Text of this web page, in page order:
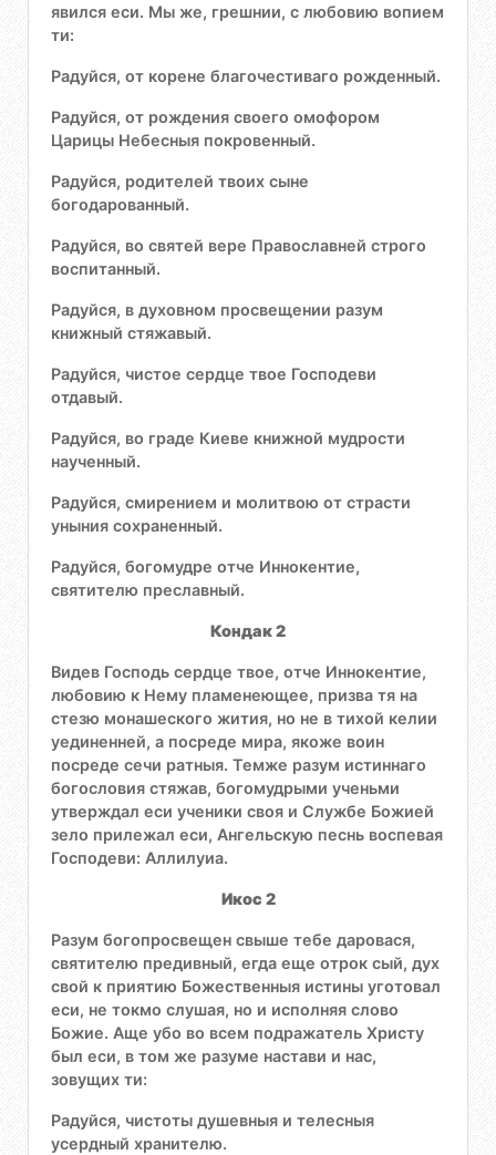
явился еси. Мы же, грешнии, с любовию вопием
ти:
Радуйся, от корене благочестиваго рожденный.
Радуйся, от рождения своего омофором
Царицы Небесныя покровенный.
Радуйся, родителей твоих сыне
богодарованный.
Радуйся, во святей вере Православней строго
воспитанный.
Радуйся, в духовном просвещении разум
книжный стяжавый.
Радуйся, чистое сердце твое Господеви
отдавый.
Радуйся, во граде Киеве книжной мудрости
наученный.
Радуйся, смирением и молитвою от страсти
уныния сохраненный.
Радуйся, богомудре отче Иннокентие,
святителю преславный.
Кондак 2
Видев Господь сердце твое, отче Иннокентие,
любовию к Нему пламенеющее, призва тя на
стезю монашеского жития, но не в тихой келии
уединенней, а посреде мира, якоже воин
посреде сечи ратныя. Темже разум истиннаго
богословия стяжав, богомудрыми ученьми
утверждал еси ученики своя и Службе Божией
зело прилежал еси, Ангельскую песнь воспевая
Господеви: Аллилуиа.
Икос 2
Разум богопросвещен свыше тебе даровася,
святителю предивный, егда еще отрок сый, дух
свой к приятию Божественныя истины уготовал
еси, не токмо слушая, но и исполняя слово
Божие. Аще убо во всем подражатель Христу
был еси, в том же разуме настави и нас,
зовущих ти:
Радуйся, чистоты душевныя и телесныя
усердный хранителю.